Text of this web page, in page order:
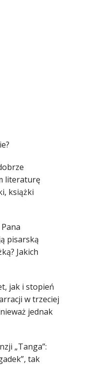
literaturę
książki
pisarską
Jakich
jak i stopień
w trzeciej
jednak
„Tanga”:
tak